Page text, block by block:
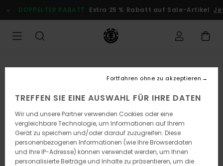
zur
Produktinformation
DOPPELTER RABATT Extra 25 % Rabatt auf Sale-Artikel
TREFFEN SIE EINE AUSWAHL FÜR IHRE DATEN
Wir und unsere Partner verwenden Cookies oder eine
vergleichbare Technologie, um Informationen auf Ihrem
Gerät zu speichern und/oder darauf zuzugreifen. Diese
personenbezogenen Informationen (wie Ihre Browserdaten
und Ihre IP-Adresse) können verwendet werden, um Ihnen
personalisierte Beiträge und Inhalte zu präsentieren, um die
Fortfahren ohne zu akzeptieren